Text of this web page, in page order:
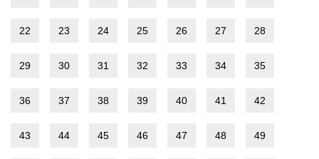
22 23 24 25 26 27 28
29 30 31 32 33 34 35
36 37 38 39 40 41 42
43 44 45 46 47 48 49